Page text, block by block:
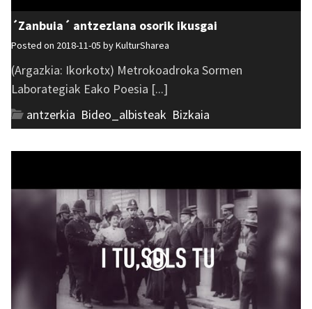
´Zanbuia´ antzezlana osorik ikusgai
Posted on 2018-11-05 byKulturSharea
(Argazkia: Ikorkotx) Metrokoadroka Sormen
Laborategiak Eako Poesia [...]
antzerkia Bideo_albisteak Bizkaia